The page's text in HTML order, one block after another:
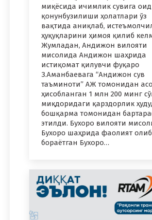
миқёсида ичимлик сувига оид
қонунбузилиши ҳолатлари ўз
вақтида аниқлаб,
ҳуқуқларини ҳимоя қилиб
Жумладан, Андижон вилояти
мисолида Андижон шаҳрида
истиқомат қилувчи фуқаро
З.Аманбаевага “Андижон сув
таъминоти” АЖ томонидан
ҳисобланган 1 млн 200 минг
миқдоридаги қарздорлик
бошқарма томонидан
этилди. Бухоро вилояти
Бухоро шаҳрида фаолият олиб
бораётган Бухоро…